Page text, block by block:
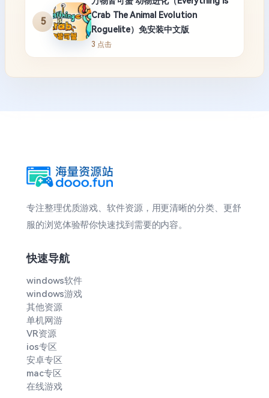
5
Crab The Animal Evolution
Roguelite）免安装中文版
3 点击
专注整理优质游戏、软件资源，用更清晰的分类、更舒
服的浏览体验帮你快速找到需要的内容。
快速导航
windows软件
windows游戏
其他资源
单机网游
VR资源
ios专区
安卓专区
mac专区
在线游戏